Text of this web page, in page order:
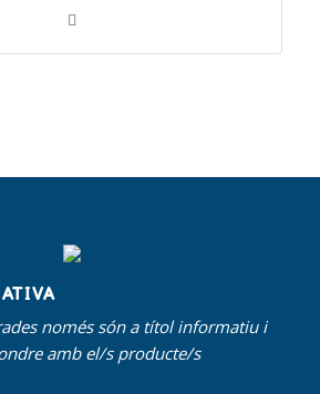
només són a títol informatiu i
amb el/s producte/s